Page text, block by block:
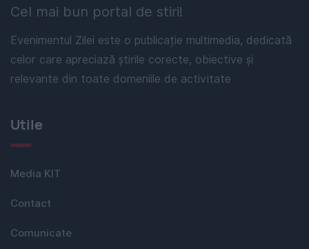
Cel mai bun portal de stiri!
Evenimentul Zilei este o publicație multimedia, dedicată
celor care apreciază știrile corecte, obiective și
relevante din toate domeniile de activitate
Utile
Media KIT
Contact
Comunicate